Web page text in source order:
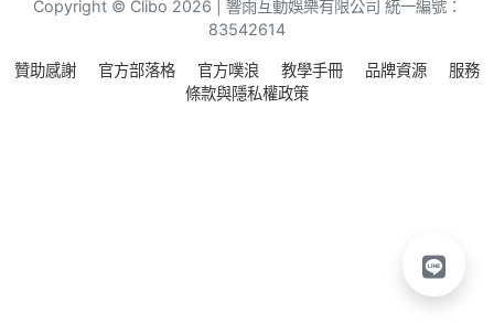
Copyright © Clibo 2026 | 響雨互動娛樂有限公司 統一編號：
83542614
贊助感謝 官方部落格 官方噗浪 教學手冊 品牌資源
服務
條款與隱私權政策